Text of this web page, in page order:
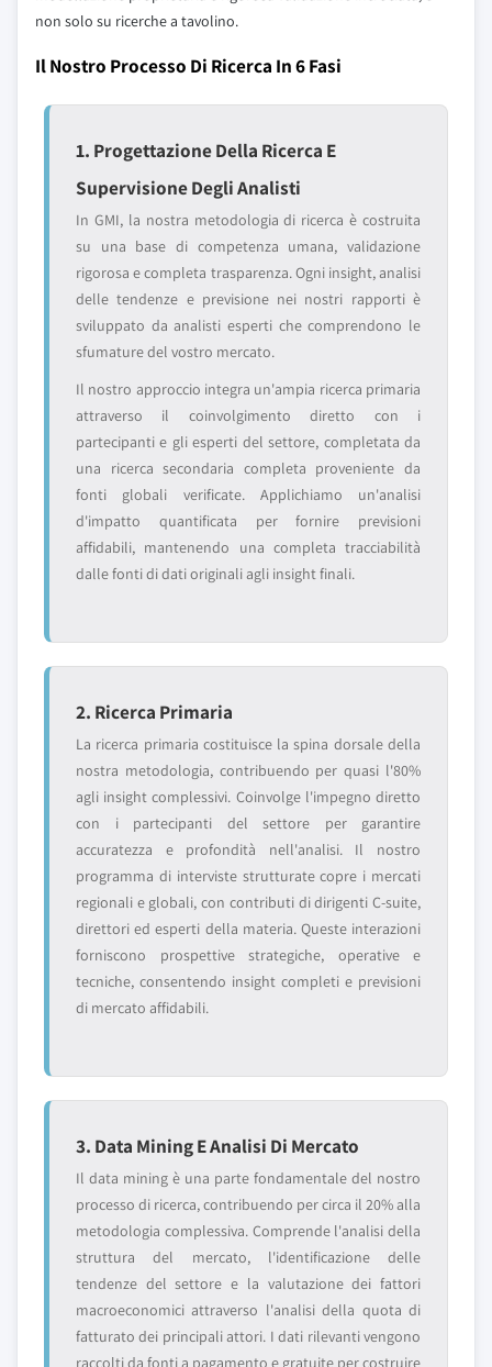
non solo su ricerche a tavolino.
Il Nostro Processo Di Ricerca In 6 Fasi
1. Progettazione Della Ricerca E
Supervisione Degli Analisti
In GMI, la nostra metodologia di ricerca è costruita
su una base di competenza umana, validazione
rigorosa e completa trasparenza. Ogni insight, analisi
delle tendenze e previsione nei nostri rapporti è
sviluppato da analisti esperti che comprendono le
sfumature del vostro mercato.
Il nostro approccio integra un'ampia ricerca primaria
attraverso il coinvolgimento diretto con i
partecipanti e gli esperti del settore, completata da
una ricerca secondaria completa proveniente da
fonti globali verificate. Applichiamo un'analisi
d'impatto quantificata per fornire previsioni
affidabili, mantenendo una completa tracciabilità
dalle fonti di dati originali agli insight finali.
2. Ricerca Primaria
La ricerca primaria costituisce la spina dorsale della
nostra metodologia, contribuendo per quasi l'80%
agli insight complessivi. Coinvolge l'impegno diretto
con i partecipanti del settore per garantire
accuratezza e profondità nell'analisi. Il nostro
programma di interviste strutturate copre i mercati
regionali e globali, con contributi di dirigenti C-suite,
direttori ed esperti della materia. Queste interazioni
forniscono prospettive strategiche, operative e
tecniche, consentendo insight completi e previsioni
di mercato affidabili.
3. Data Mining E Analisi Di Mercato
Il data mining è una parte fondamentale del nostro
processo di ricerca, contribuendo per circa il 20% alla
metodologia complessiva. Comprende l'analisi della
struttura del mercato, l'identificazione delle
tendenze del settore e la valutazione dei fattori
macroeconomici attraverso l'analisi della quota di
fatturato dei principali attori. I dati rilevanti vengono
raccolti da fonti a pagamento e gratuite per costruire